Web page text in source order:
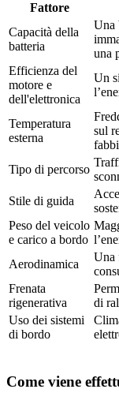
Fattore
Capacità della
batteria
Una
una
Efficienza del
motore e
dell'elettronica
Un
Temperatura
esterna
sul
Tipo di percorso
Stile di guida
Peso del veicolo
e carico a bordo
Aerodinamica
Una
Frenata
rigenerativa
di
Uso dei sistemi
di bordo
Come viene